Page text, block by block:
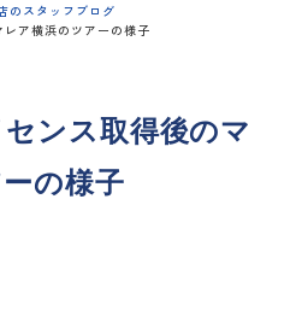
のスタッフブログ
ア横浜のツアーの様子
ンス取得後のマ
の様子